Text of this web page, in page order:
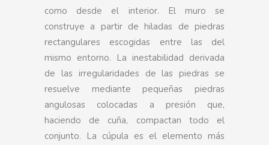
como desde el interior. El muro se
construye a partir de hiladas de piedras
rectangulares escogidas entre las del
mismo entorno. La inestabilidad derivada
de las irregularidades de las piedras se
resuelve mediante pequeñas piedras
angulosas colocadas a presión que,
haciendo de cuña, compactan todo el
conjunto. La cúpula es el elemento más